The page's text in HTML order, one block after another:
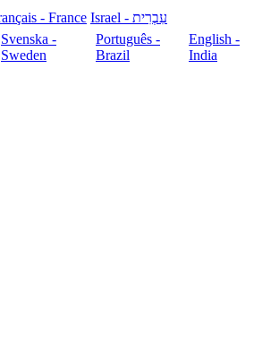
- France
עִבְרִית - Israel
Svenska -
Sweden
Português -
Brazil
English -
India